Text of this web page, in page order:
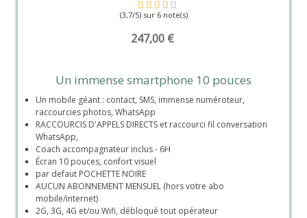
(3,7/5) sur 6 note(s)
247,00 €
Un immense smartphone 10 pouces
Un mobile géant : contact, SMS, immense numéroteur,
raccourcies photos, WhatsApp
RACCOURCIS D'APPELS DIRECTS et raccourci fil conversation
WhatsApp,
Coach accompagnateur inclus - 6H
Écran 10 pouces, confort visuel
par defaut POCHETTE NOIRE
AUCUN ABONNEMENT MENSUEL (hors votre abo
mobile/internet)
2G, 3G, 4G et/ou Wifi, débloqué tout opérateur